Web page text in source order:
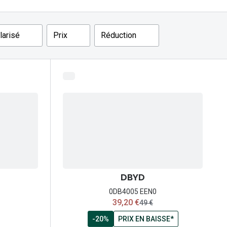
Tous nos accessoires
Prix Réduction
DBYD
0DB4005 EEN0
maintenant:
39,20 €ancien prix:
49 €
-20%
PRIX EN BAISSE*